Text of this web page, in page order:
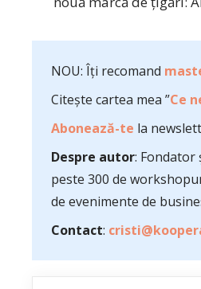
NOU: Îți recomand
Citește cartea mea ”Ce
Abonează-te la
Despre autor: Fondator
peste 300 de
de evenimente de
Contact: